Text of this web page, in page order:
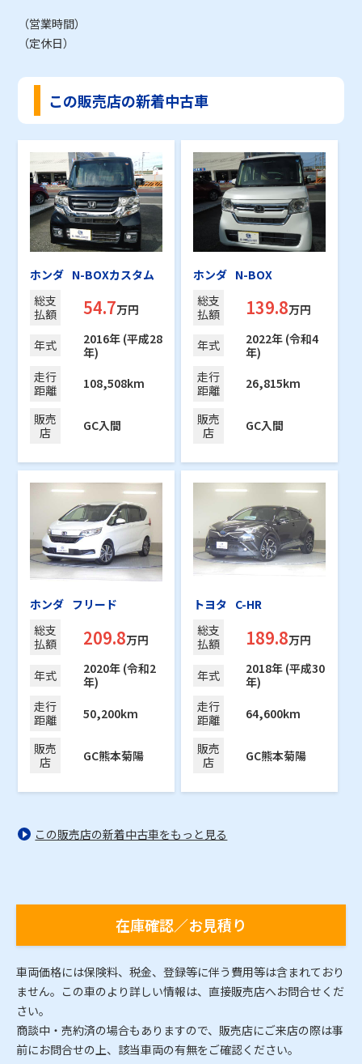
（営業時間）
（定休日）
この販売店の新着中古車
ホンダ N-BOXカスタム
総支
払額
54.7万円
年式
2016年 (平成28
年)
走行
距離
108,508km
販売
店
GC入間
ホンダ N-BOX
総支
払額
139.8万円
年式
2022年 (令和4
年)
走行
距離
26,815km
販売
店
GC入間
ホンダ フリード
総支
払額
209.8万円
年式
2020年 (令和2
年)
走行
距離
50,200km
販売
店
GC熊本菊陽
トヨタ C-HR
総支
払額
189.8万円
年式
2018年 (平成30
年)
走行
距離
64,600km
販売
店
GC熊本菊陽
この販売店の新着中古車をもっと見る
在庫確認／お見積り
車両価格には保険料、税金、登録等に伴う費用等は含まれており
ません。この車のより詳しい情報は、直接販売店へお問合せくだ
さい。
商談中・売約済の場合もありますので、販売店にご来店の際は事
前にお問合せの上、該当車両の有無をご確認ください。